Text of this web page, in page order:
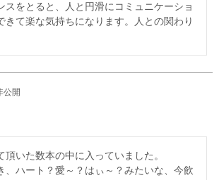
スをとると、人と円滑にコミュニケーショ
きて楽な気持ちになります。人との関わり
公開
頂いた数本の中に入っていました。
、ハート？愛～？はぃ～？みたいな、今飲